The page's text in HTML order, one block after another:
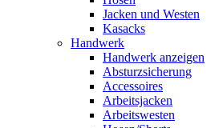
Jacken und Westen
Kasacks
Handwerk
Handwerk anzeigen
Absturzsicherung
Accessoires
Arbeitsjacken
Arbeitswesten